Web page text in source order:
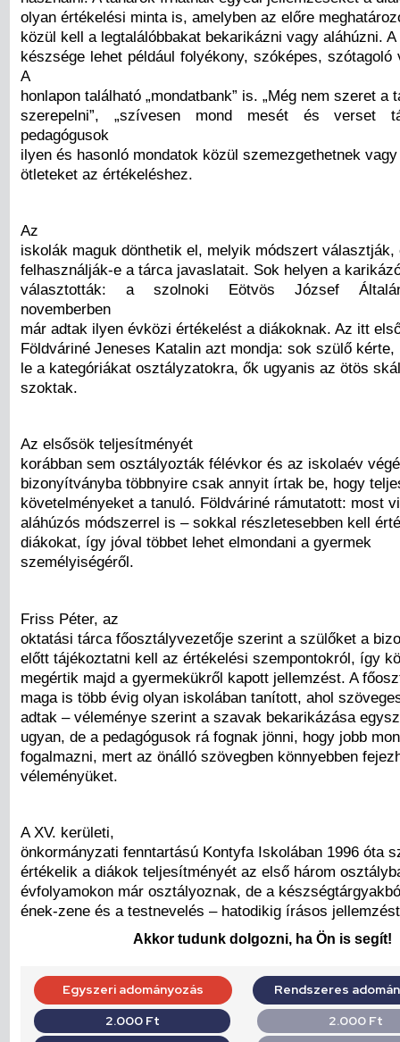
olyan értékelési minta is, amelyben az előre
közül kell a legtalálóbbakat bekarikázni vagy aláhúzni.
készsége lehet például folyékony, szóképes, szótagoló
A
honlapon található „mondatbank” is. „Még nem szeret a
szerepelni”, „szívesen mond mesét és verset
pedagógusok
ilyen és hasonló mondatok közül szemezgethetnek
ötleteket az értékeléshez.
Az
iskolák maguk dönthetik el, melyik módszert választják,
felhasználják-e a tárca javaslatait. Sok helyen a
választották: a szolnoki Eötvös József
novemberben
már adtak ilyen évközi értékelést a diákoknak. Az itt
Földváriné Jeneses Katalin azt mondja: sok szülő
le a kategóriákat osztályzatokra, ők ugyanis az ötös
szoktak.
Az elsősök teljesítményét
korábban sem osztályozták félévkor és az iskolaév
bizonyítványba többnyire csak annyit írtak be, hogy
követelményeket a tanuló. Földváriné rámutatott: most
aláhúzós módszerrel is – sokkal részletesebben kell
diákokat, így jóval többet lehet elmondani a gyermek
személyiségéről.
Friss Péter, az
oktatási tárca főosztályvezetője szerint a szülőket a
előtt tájékoztatni kell az értékelési szempontokról, így
megértik majd a gyermekükről kapott jellemzést. A
maga is több évig olyan iskolában tanított, ahol
adtak – véleménye szerint a szavak bekarikázása
ugyan, de a pedagógusok rá fognak jönni, hogy jobb
fogalmazni, mert az önálló szövegben könnyebben
véleményüket.
A XV. kerületi,
önkormányzati fenntartású Kontyfa Iskolában 1996 óta
értékelik a diákok teljesítményét az első három
évfolyamokon már osztályoznak, de a
ének-zene és a testnevelés – hatodikig írásos
Akkor tudunk dolgozni, ha Ön is segít!